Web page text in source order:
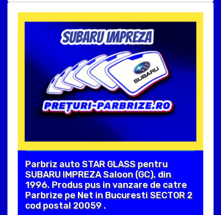
Parbriz auto STAR GLASS pentru
SUBARU IMPREZA Saloon (GC), din
1996. Produs pus in vanzare de catre
Parbrize pe Net in Bucuresti SECTOR 2
cod postal 20059 .